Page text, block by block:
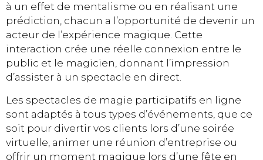
à un effet de mentalisme ou en réalisant une
prédiction, chacun a l’opportunité de devenir un
acteur de l’expérience magique. Cette
interaction crée une réelle connexion entre le
public et le magicien, donnant l’impression
d’assister à un spectacle en direct.
Les spectacles de magie participatifs en ligne
sont adaptés à tous types d’événements, que ce
soit pour divertir vos clients lors d’une soirée
virtuelle, animer une réunion d’entreprise ou
offrir un moment magique lors d’une fête en